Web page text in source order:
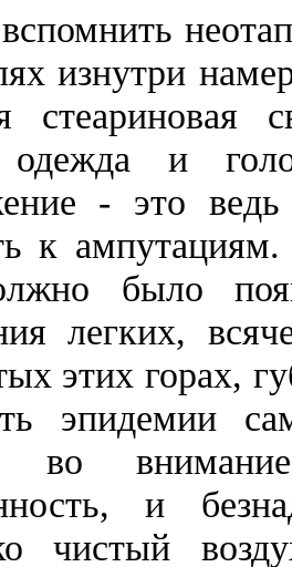
изнутри
стеариновая
одежда и
- это
к
было
легких,
этих горах,
эпидемии
во
и
чистый